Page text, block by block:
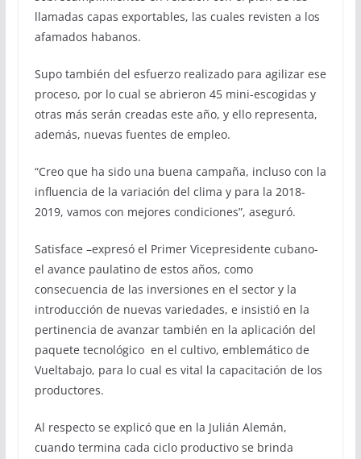
llamadas capas exportables, las cuales revisten a los
afamados habanos.
Supo también del esfuerzo realizado para agilizar ese
proceso, por lo cual se abrieron 45 mini-escogidas y
otras más serán creadas este año, y ello representa,
además, nuevas fuentes de empleo.
“Creo que ha sido una buena campaña, incluso con la
influencia de la variación del clima y para la 2018-
2019, vamos con mejores condiciones”, aseguró.
Satisface –expresó el Primer Vicepresidente cubano-
el avance paulatino de estos años, como
consecuencia de las inversiones en el sector y la
introducción de nuevas variedades, e insistió en la
pertinencia de avanzar también en la aplicación del
paquete tecnológico en el cultivo, emblemático de
Vueltabajo, para lo cual es vital la capacitación de los
productores.
Al respecto se explicó que en la Julián Alemán,
cuando termina cada ciclo productivo se brinda